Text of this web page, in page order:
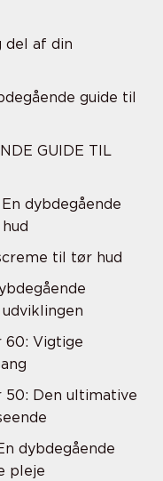
del af din
guide til
GUIDE TIL
dybdegående
til tør hud
60: Vigtige
Den ultimative
dybdegående
pleje